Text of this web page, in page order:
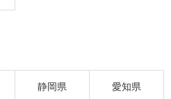
静岡県 愛知県